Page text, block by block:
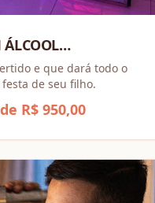
ÁLCOOL
e que dará todo o
de seu filho.
R$ 950,00